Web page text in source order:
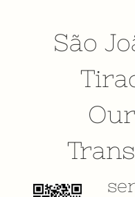
São